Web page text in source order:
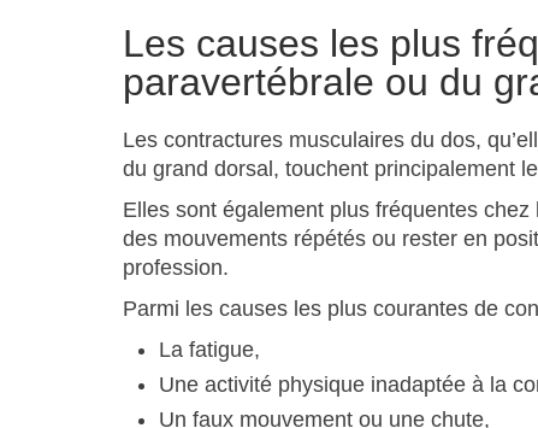
Les causes les plus
paravertébrale ou du
Les contractures musculaires du dos,
du grand dorsal, touchent principalement
Elles sont également plus fréquentes
des mouvements répétés ou rester en
profession.
Parmi les causes les plus courantes de
La fatigue,
Une activité physique inadaptée à la
Un faux mouvement ou une chute,